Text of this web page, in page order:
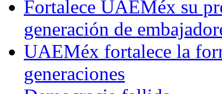
Fortalece UAEMéx su
generación de
UAEMéx fortalece la
generaciones